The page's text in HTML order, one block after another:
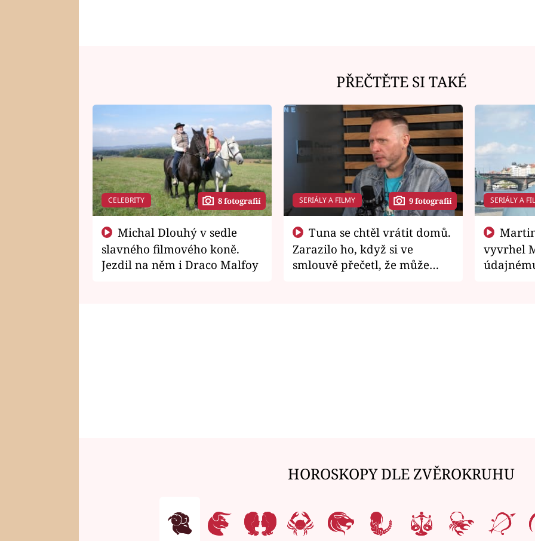
PŘEČTĚTE SI TAKÉ
CELEBRITY 8 fotografií
slavného filmového koně.
Jezdil na něm i Draco Malfoy
SERIÁLY A FILMY 9 fotografií
Zarazilo ho, když si ve
smlouvě přečetl, že může
SERIÁLY A
vyvrhel
HOROSKOPY DLE ZVĚROKRUHU